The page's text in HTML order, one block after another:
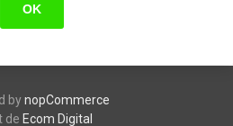
bynopCommerce
de Ecom Digital
OK